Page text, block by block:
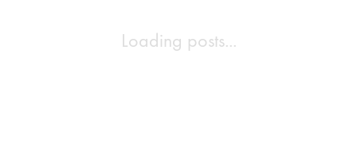
Loading posts...